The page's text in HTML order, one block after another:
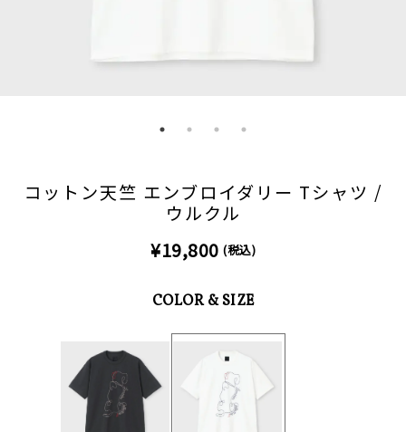
コットン天竺 エンブロイダリー Tシャツ /
ウルクル
¥19,800 (税込)
COLOR & SIZE